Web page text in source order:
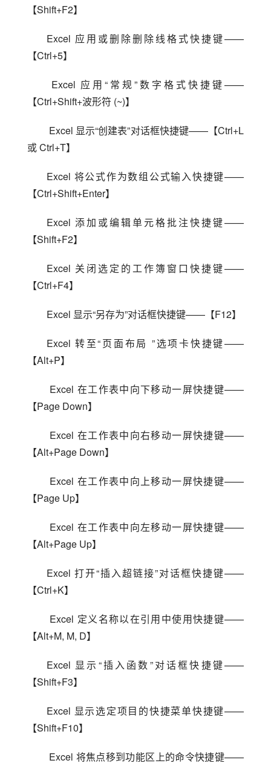
【Shift+F2】
Excel 应用或删除删除线格式快捷键——
【Ctrl+5】
【Ctrl+Shift+波形符 (~)】
或 Ctrl+T】
Excel 将公式作为数组公式输入快捷键——
【Ctrl+Shift+Enter】
Excel 添加或编辑单元格批注快捷键——
【Shift+F2】
Excel 关闭选定的工作簿窗口快捷键——
【Ctrl+F4】
Excel 显示“另存为”对话框快捷键——【F12】
Excel 转至“页面布局 ”选项卡快捷键——
【Alt+P】
【Page Down】
【Alt+Page Down】
【Page Up】
【Alt+Page Up】
Excel 打开“插入超链接”对话框快捷键——
【Ctrl+K】
【Alt+M, M, D】
Excel 显示“插入函数”对话框快捷键——
【Shift+F3】
Excel 显示选定项目的快捷菜单快捷键——
【Shift+F10】